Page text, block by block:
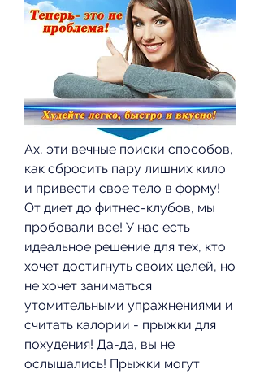
Ах, эти вечные поиски способов,
как сбросить пару лишних кило
и привести свое тело в форму!
От диет до фитнес-клубов, мы
пробовали все! У нас есть
идеальное решение для тех, кто
хочет достигнуть своих целей, но
не хочет заниматься
утомительными упражнениями и
считать калории - прыжки для
похудения! Да-да, вы не
ослышались! Прыжки могут